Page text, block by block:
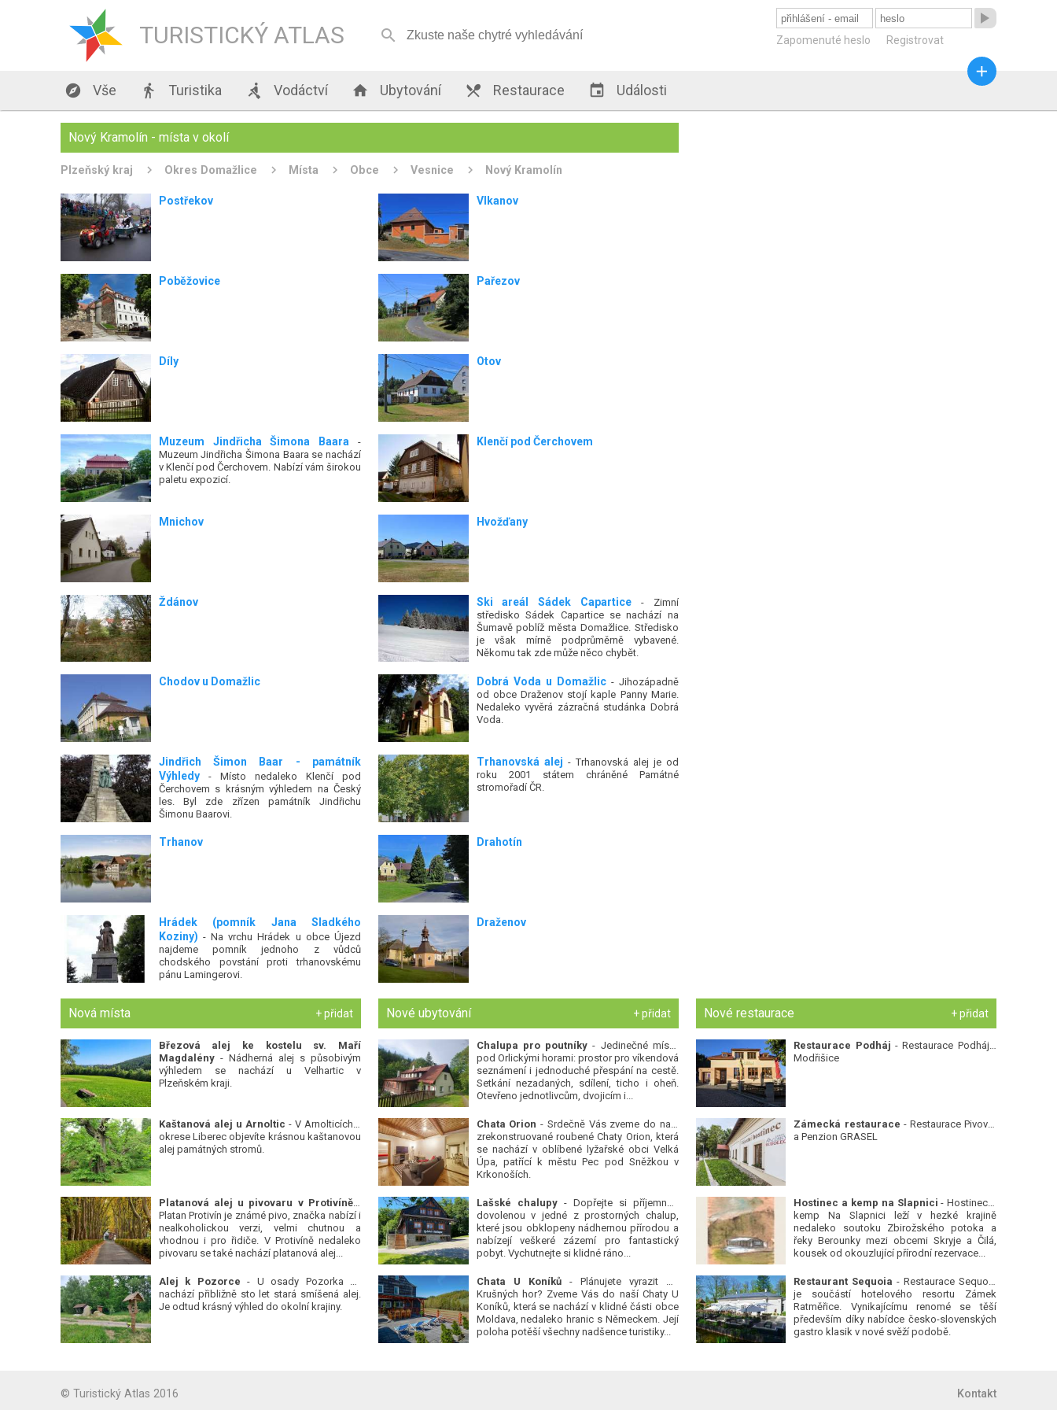
TURISTICKÝ ATLAS 

Zapomenuté heslo Registrovat
 Vše  Turistika  Vodáctví  Ubytování  Restaurace  Události

Nový Kramolín - místa v okolí
Plzeňský kraj Okres Domažlice Místa Obce Vesnice Nový Kramolín
Vlkanov
Postřekov
Pařezov
Poběžovice
Otov
Díly
Klenčí pod Čerchovem
Muzeum Jindřicha Šimona Baara -
Muzeum Jindřicha Šimona Baara se nachází
v Klenčí pod Čerchovem. Nabízí vám širokou
paletu expozicí.
Hvožďany
Mnichov
Ski areál Sádek Capartice - Zimní
středisko Sádek Capartice se nachází na
Šumavě poblíž města Domažlice. Středisko
je však mírně podprůměrně vybavené.
Někomu tak zde může něco chybět.
Ždánov
Dobrá Voda u Domažlic- Jihozápadně
od obce Draženov stojí kaple Panny Marie.
Nedaleko vyvěrá zázračná studánka Dobrá
Voda.
Chodov u Domažlic
Trhanovská alej - Trhanovská alej je od
roku 2001 státem chráněné Památné
stromořadí ČR.
Jindřich Šimon Baar - památník
Výhledy- Místo nedaleko Klenčí pod
Čerchovem s krásným výhledem na Český
les. Byl zde zřízen památník Jindřichu
Šimonu Baarovi.
Drahotín
Trhanov
Draženov
Hrádek (pomník Jana Sladkého
Koziny) - Na vrchu Hrádek u obce Újezd
najdeme pomník jednoho z vůdců
chodského povstání proti trhanovskému
pánu Lamingerovi.
Nová místa + přidat
Březová alej ke kostelu sv. Maří
Magdalény- Nádherná alej s působivým
výhledem se nachází u Velhartic v
Plzeňském kraji.
Kaštanová alej u Arnoltic - V Arnolticích v
okrese Liberec objevíte krásnou kaštanovou
alej památných stromů.
Platanová alej u pivovaru v Protivíně-
Platan Protivín je známé pivo, značka nabízí i
nealkoholickou verzi, velmi chutnou a
vhodnou i pro řidiče. V Protivíně nedaleko
pivovaru se také nachází platanová alej...
Alej k Pozorce - U osady Pozorka se
nachází přibližně sto let stará smíšená alej.
Je odtud krásný výhled do okolní krajiny.
Nové ubytování + přidat
Chalupa pro poutníky - Jedinečné místo
pod Orlickými horami: prostor pro víkendová
seznámení i jednoduché přespání na cestě.
Setkání nezadaných, sdílení, ticho i oheň.
Otevřeno jednotlivcům, dvojicím i...
Chata Orion - Srdečně Vás zveme do naší
zrekonstruované roubené Chaty Orion, která
se nachází v oblíbené lyžařské obci Velká
Úpa, patřící k městu Pec pod Sněžkou v
Krkonoších.
Lašské chalupy- Dopřejte si příjemnou
dovolenou v jedné z prostorných chalup,
které jsou obklopeny nádhernou přírodou a
nabízejí veškeré zázemí pro fantastický
pobyt. Vychutnejte si klidné ráno...
Chata U Koníků- Plánujete vyrazit do
Krušných hor? Zveme Vás do naší Chaty U
Koníků, která se nachází v klidné části obce
Moldava, nedaleko hranic s Německem. Její
poloha potěší všechny nadšence turistiky...
Nové restaurace + přidat
Restaurace Podháj - Restaurace Podháj -
Modřišice
Zámecká restaurace - Restaurace Pivovar
a Penzion GRASEL
Hostinec a kemp na Slapnici - Hostinec a
kemp Na Slapnici leží v hezké krajině
nedaleko soutoku Zbirožského potoka a
řeky Berounky mezi obcemi Skryje a Čilá,
kousek od okouzlující přírodní rezervace...
Restaurant Sequoia - Restaurace Sequoia
je součástí hotelového resortu Zámek
Ratměřice. Vynikajícímu renomé se těší
především díky nabídce česko-slovenských
gastro klasik v nové svěží podobě.
© Turistický Atlas 2016 Kontakt